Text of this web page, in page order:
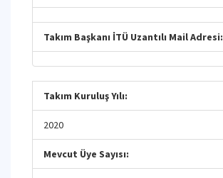
Takım Başkanı İTÜ Uzantılı Mail Adresi:
Takım Kuruluş Yılı:
2020
Mevcut Üye Sayısı: